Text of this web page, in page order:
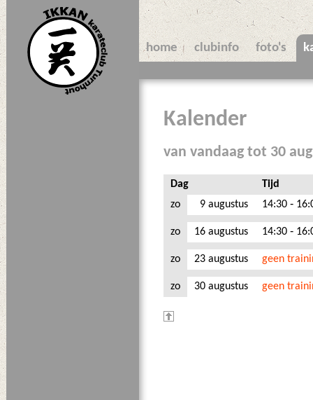
Kalender
van vandaag tot 30
Dag
Tijd
zo
9 augustus 14:30 ‑
zo 16 augustus 14:30 ‑
zo 23 augustus geen
zo 30 augustus geen
home clubinfo foto's